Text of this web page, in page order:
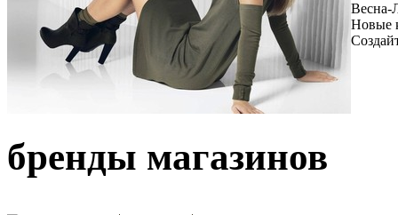
Весна-
Новые
бренды магазинов